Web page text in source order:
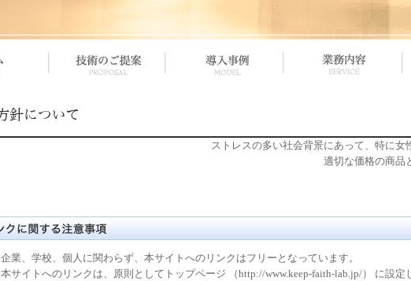
ストレスの多い社会背景にあって、特に
適切な価格の商品
企業、学校、個人に関わらず、本サイトへのリンクはフリーとなっています。
本サイトへのリンクは、原則としてトップページ （http://www.keep-faith-lab.jp/） に設定